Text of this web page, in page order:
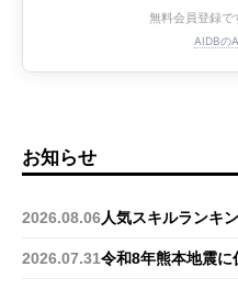
無料会員登録で
AIDBの
お知らせ
2026.08.06人気スキルランキ
2026.07.31令和8年熊本地震